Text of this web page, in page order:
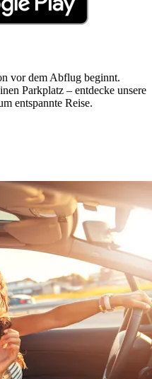
vor dem Abflug beginnt.
Parkplatz – entdecke unsere
entspannte Reise.